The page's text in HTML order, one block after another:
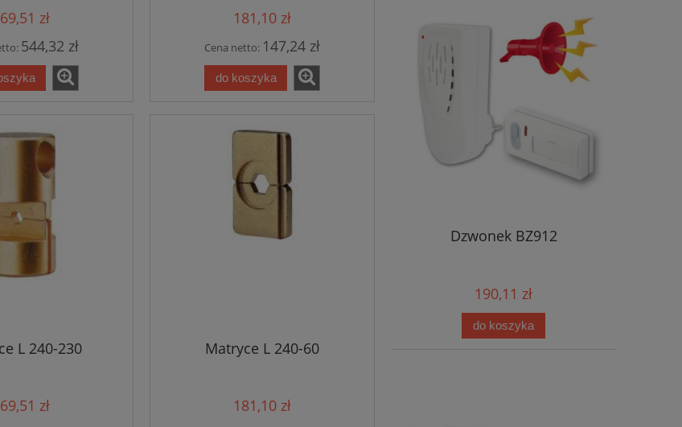
zł
544,32 zł
181,10 zł
Cena netto: 147,24 zł
do koszyka
L 240-230
zł
Matryce L 240-60
181,10 zł
Dzwonek BZ912
190,11 zł
do koszyka